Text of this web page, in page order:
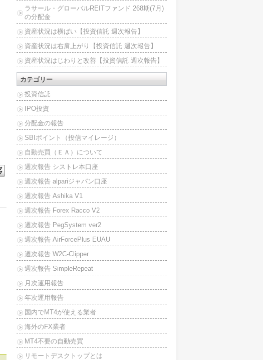
ラサール・グローバルREITファンド 268期(7月)
の分配金
資産状況は横ばい【投資信託 週次報告】
資産状況は右肩上がり【投資信託 週次報告】
資産状況はじわりと改善【投資信託 週次報告】
カテゴリー
投資信託
IPO投資
分配金の報告
SBIポイント（投信マイレージ）
自動売買（ＥＡ）について
週次報告 シストレ本口座
週次報告 alpariジャパン口座
週次報告 Ashika V1
週次報告 Forex Racco V2
週次報告 PegSystem ver2
週次報告 AirForcePlus EUAU
週次報告 W2C-Clipper
週次報告 SimpleRepeat
月次運用報告
年次運用報告
国内でMT4が使える業者
海外のFX業者
MT4不要の自動売買
リモートデスクトップとは